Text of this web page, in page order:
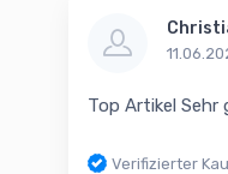
Top Artikel
Verifizierter